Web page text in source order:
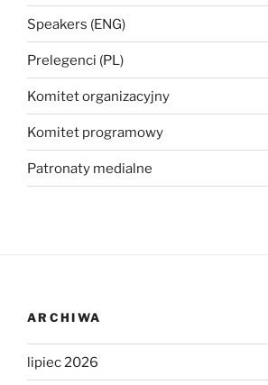
Speakers (ENG)
Prelegenci (PL)
Komitet organizacyjny
Komitet programowy
Patronaty medialne
ARCHIWA
lipiec 2026